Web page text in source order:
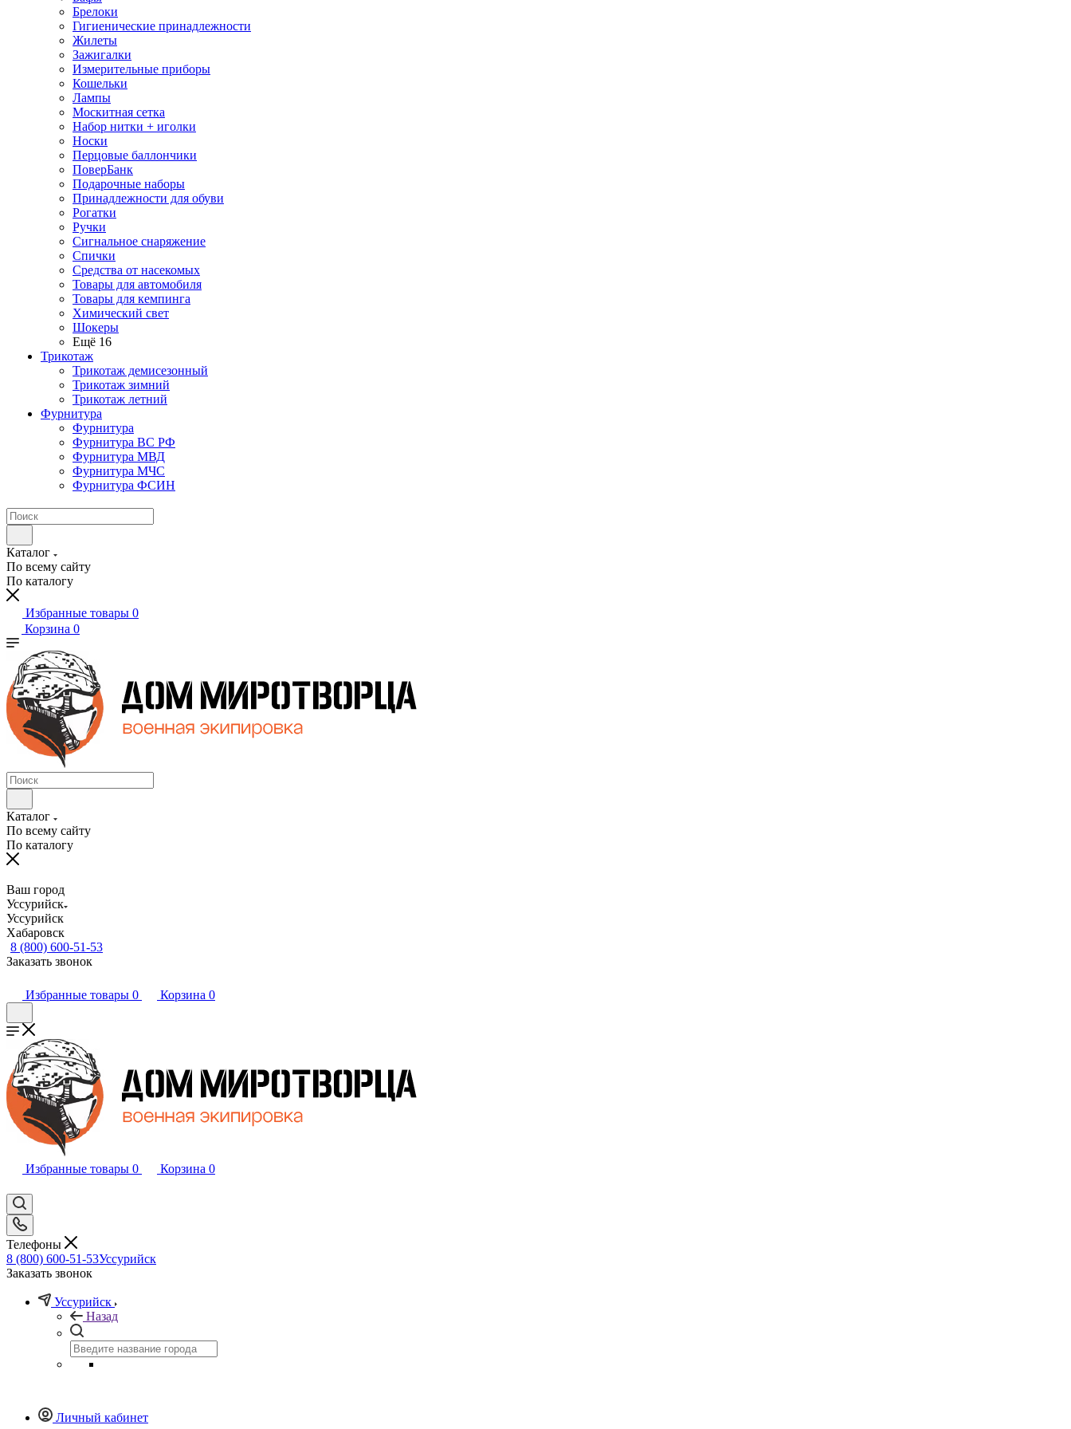
Брелоки
Гигиенические принадлежности
Жилеты
Зажигалки
Измерительные приборы
Кошельки
Лампы
Москитная сетка
Набор нитки + иголки
Носки
Перцовые баллончики
ПоверБанк
Подарочные наборы
Принадлежности для обуви
Рогатки
Ручки
Сигнальное снаряжение
Спички
Средства от насекомых
Товары для автомобиля
Товары для кемпинга
Химический свет
Шокеры
Ещё 16
Трикотаж
Трикотаж демисезонный
Трикотаж зимний
Трикотаж летний
Фурнитура
Фурнитура
Фурнитура ВС РФ
Фурнитура МВД
Фурнитура МЧС
Фурнитура ФСИН
Каталог
По всему сайту
По каталогу
Избранные товары 0
Корзина 0
Каталог
По всему сайту
По каталогу
Ваш город
Уссурийск
Уссурийск
Хабаровск
8 (800) 600-51-53
Заказать звонок
Избранные товары 0 Корзина 0
Избранные товары 0 Корзина 0
Телефоны
8 (800) 600-51-53Уссурийск
Заказать звонок
Уссурийск
Назад
Личный кабинет